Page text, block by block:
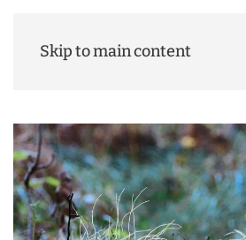
Skip to main contentTiit Maran